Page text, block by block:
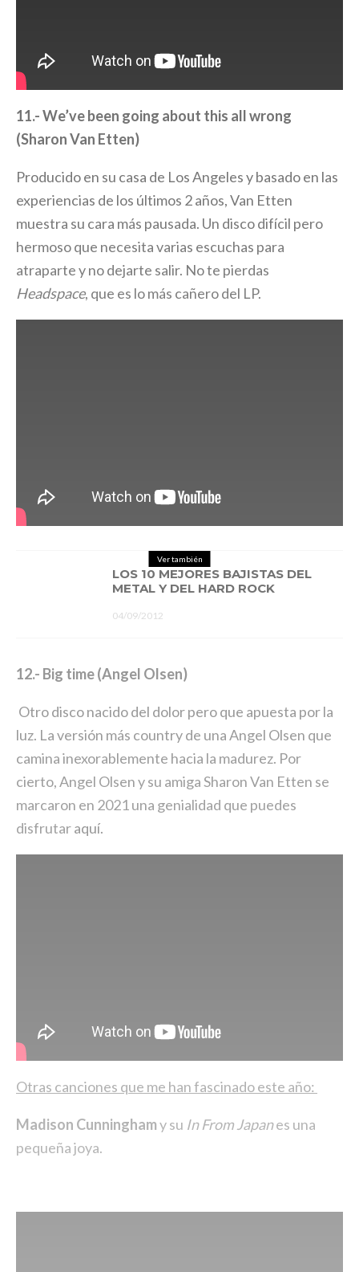
11.- We’ve been going about this all wrong
(Sharon Van Etten)
Producido en su casa de Los Angeles y basado en las
experiencias de los últimos 2 años, Van Etten
muestra su cara más pausada. Un disco difícil pero
hermoso que necesita varias escuchas para
atraparte y no dejarte salir. No te pierdas
Headspace, que es lo más cañero del LP.
Ver también
LOS 10 MEJORES BAJISTAS DEL
METAL Y DEL HARD ROCK
04/09/2012
12.- Big time (Angel Olsen)
Otro disco nacido del dolor pero que apuesta por la
luz. La versión más country de una Angel Olsen que
camina inexorablemente hacia la madurez. Por
cierto, Angel Olsen y su amiga Sharon Van Etten se
marcaron en 2021 una genialidad que puedes
disfrutaraquí.
Otras canciones que me han fascinado este año:
Madison Cunninghamy su In From Japanes una
pequeña joya.